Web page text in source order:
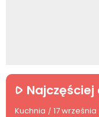
Kuchnia / 17 września